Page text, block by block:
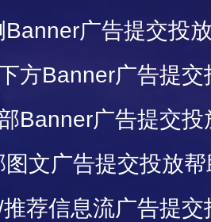
Banner广告提交投
方Banner广告提
Banner广告提交
图文广告提交投放
荐信息流广告提